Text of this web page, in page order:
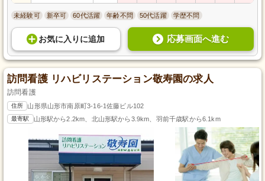
未経験可 新卒可 60代活躍 年齢不問 50代活躍 学歴不問
お気に入り に追加 応募画面へ進む
訪問看護 リハビリステーション敬寿園の求人
訪問看護
住所 山形県山形市南原町3-16-1佐藤ビル102
最寄駅 山形駅から2.2km、北山形駅から3.9km、羽前千歳駅から6.1km